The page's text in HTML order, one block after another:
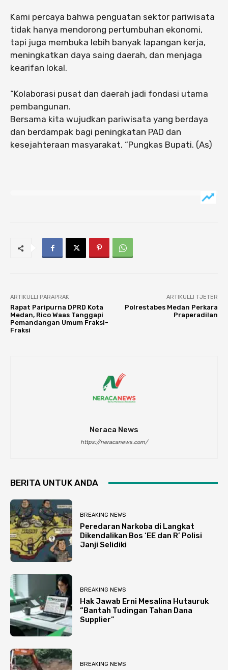
Kami percaya bahwa penguatan sektor pariwisata
tidak hanya mendorong pertumbuhan ekonomi,
tapi juga membuka lebih banyak lapangan kerja,
meningkatkan daya saing daerah, dan menjaga
kearifan lokal.
“Kolaborasi pusat dan daerah jadi fondasi utama
pembangunan.
Bersama kita wujudkan pariwisata yang berdaya
dan berdampak bagi peningkatan PAD dan
kesejahteraan masyarakat, “Pungkas Bupati. (As)
ARTIKULLI PARAPRAK
Rapat Paripurna DPRD Kota
Medan, Rico Waas Tanggapi
Pemandangan Umum Fraksi-
Fraksi
ARTIKULLI TJETËR
Polrestabes Medan Perkara
Praperadilan
Neraca News
https://neracanews.com/
BERITA UNTUK ANDA
BREAKING NEWS
Peredaran Narkoba di Langkat
Dikendalikan Bos ‘EE dan R’ Polisi
Janji Selidiki
BREAKING NEWS
Hak Jawab Erni Mesalina Hutauruk
“Bantah Tudingan Tahan Dana
Supplier”
BREAKING NEWS